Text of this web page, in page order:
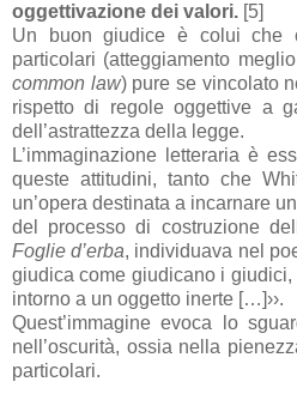
oggettivazione dei valori. [5]
Un buon giudice è colui che
particolari (atteggiamento
common law) pure se vincolato
rispetto di regole oggettive a
dell’astrattezza della legge.
L’immaginazione letteraria è
queste attitudini, tanto che
un’opera destinata a incarnare
del processo di costruzione
Foglie d’erba, individuava nel
giudica come giudicano i
intorno a un oggetto inerte […]››.
Quest’immagine evoca lo
nell’oscurità, ossia nella
particolari.